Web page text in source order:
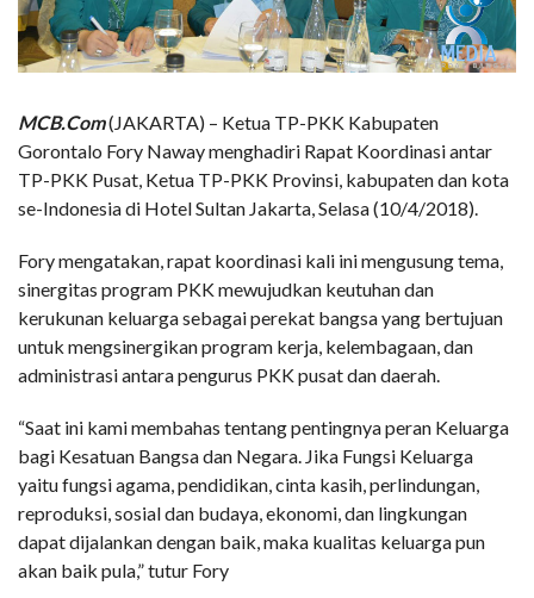
MCB.Com(JAKARTA) – Ketua TP-PKK Kabupaten
Gorontalo Fory Naway menghadiri Rapat Koordinasi antar
TP-PKK Pusat, Ketua TP-PKK Provinsi, kabupaten dan kota
se-Indonesia di Hotel Sultan Jakarta, Selasa (10/4/2018).
Fory mengatakan, rapat koordinasi kali ini mengusung tema,
sinergitas program PKK mewujudkan keutuhan dan
kerukunan keluarga sebagai perekat bangsa yang bertujuan
untuk mengsinergikan program kerja, kelembagaan, dan
administrasi antara pengurus PKK pusat dan daerah.
“Saat ini kami membahas tentang pentingnya peran Keluarga
bagi Kesatuan Bangsa dan Negara. Jika Fungsi Keluarga
yaitu fungsi agama, pendidikan, cinta kasih, perlindungan,
reproduksi, sosial dan budaya, ekonomi, dan lingkungan
dapat dijalankan dengan baik, maka kualitas keluarga pun
akan baik pula,” tutur Fory